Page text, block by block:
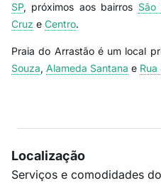
SP, próximos aos bairros São
Cruz e Centro.
Praia do Arrastão é um local
Souza, Alameda Santana e Rua
Localização
Serviços e comodidades